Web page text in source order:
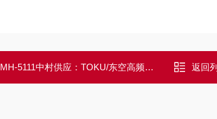
MH-5111中村供应：TOKU/东空高频轻型气锤 返回